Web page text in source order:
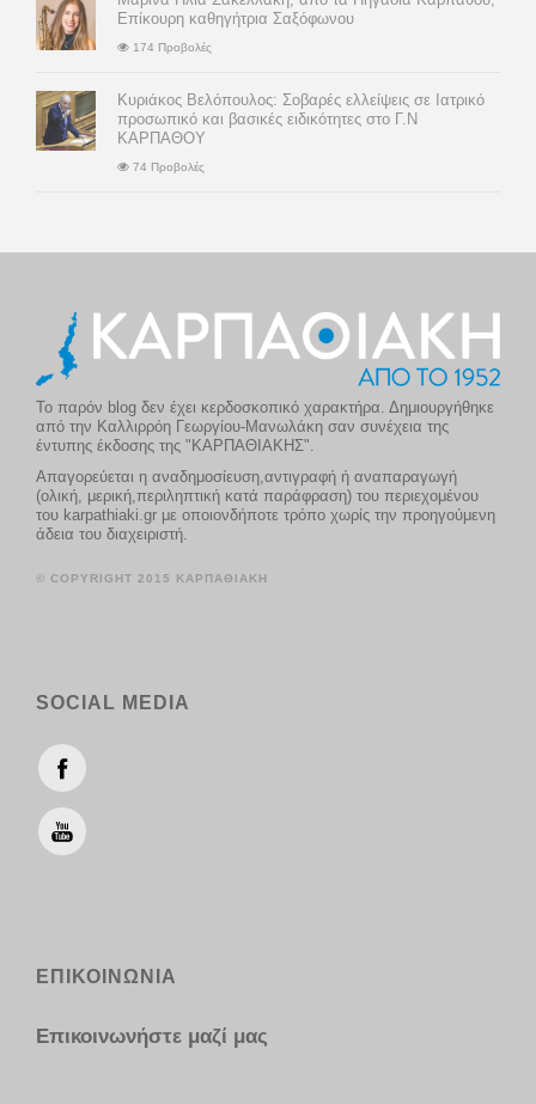
Επίκουρη καθηγήτρια Σαξόφωνου
174 Προβολές
Κυριάκος Βελόπουλος: Σοβαρές ελλείψεις σε Ιατρικό
προσωπικό και βασικές ειδικότητες στο Γ.Ν
ΚΑΡΠΑΘΟΥ
74 Προβολές
Το παρόν blog δεν έχει κερδοσκοπικό χαρακτήρα. Δημιουργήθηκε
από την Καλλιρρόη Γεωργίου-Μανωλάκη σαν συνέχεια της
έντυπης έκδοσης της "ΚΑΡΠΑΘΙΑΚΗΣ".
Απαγορεύεται η αναδημοσίευση,αντιγραφή ή αναπαραγωγή
(ολική, μερική,περιληπτική κατά παράφραση) του περιεχομένου
του karpathiaki.gr με οποιονδήποτε τρόπο χωρίς την προηγούμενη
άδεια του διαχειριστή.
© COPYRIGHT 2015 ΚΑΡΠΑΘΙΑΚΗ
SOCIAL MEDIA
ΕΠΙΚΟΙΝΩΝΙΑ
Επικοινωνήστε μαζί μας